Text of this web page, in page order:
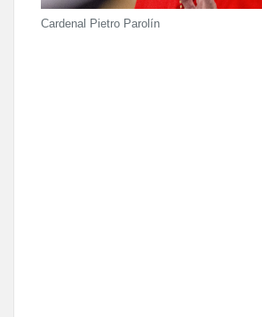
Cardenal Pietro Parolín